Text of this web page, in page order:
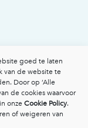
goed te laten
van de website te
Door op ‘Alle
de cookies waarvoor
onze Cookie Policy.
of weigeren van